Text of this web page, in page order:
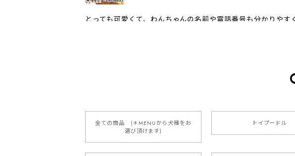
とっても可愛くて、わんちゃんの名前や電話番号も分かりや
【 自然に囲まれた ダックスフンド 】 キ
【 ボーダーコリー 水彩画風 毛色4色 】 手帳
2025/05/09
全ての商品 (＊MENUから犬種をお
選び頂けます)
トイプードル